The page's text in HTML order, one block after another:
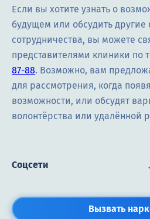
Терапия
Контакты
Круглосуточно, анонимно
Новосибирск, Красный проспект, 24
Если вы хотите узнать о
будущем или обсудить
сотрудничества, вы можете
представителями клиники по
87-88. Возможно, вам
для рассмотрения, когда
возможности, или обсудят
волонтёрства или удалённой
Соцсети
Вызвать